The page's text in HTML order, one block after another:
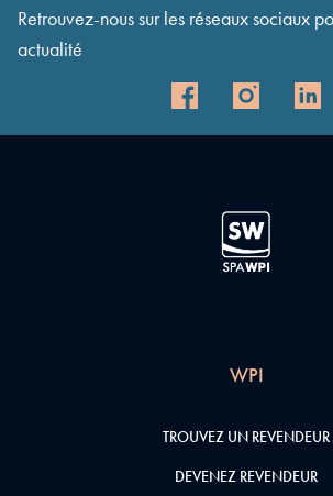
Retrouvez-nous sur les réseaux sociaux
actualité
WPI
TROUVEZ UN REVENDEUR
DEVENEZ REVENDEUR